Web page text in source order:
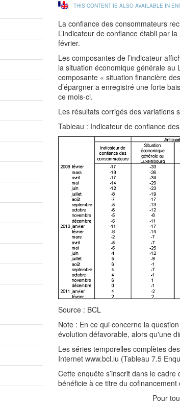
THIS CONTENT IS ALSO AVAILABLE IN
La confiance des consommateurs
L’indicateur de confiance établi par
février.
Les composantes de l’indicateur
la situation économique générale
composante « situation financière
d’épargner a enregistré une forte
ce mois-ci.
Les résultats corrigés des variations
Tableau : Indicateur de confiance
Source : BCL
Note : En ce qui concerne la
évolution défavorable, alors qu'une
Les séries temporelles complètes
Internet www.bcl.lu (Tableau 7.5
Cette enquête s’inscrit dans le
bénéficie à ce titre du
Pour